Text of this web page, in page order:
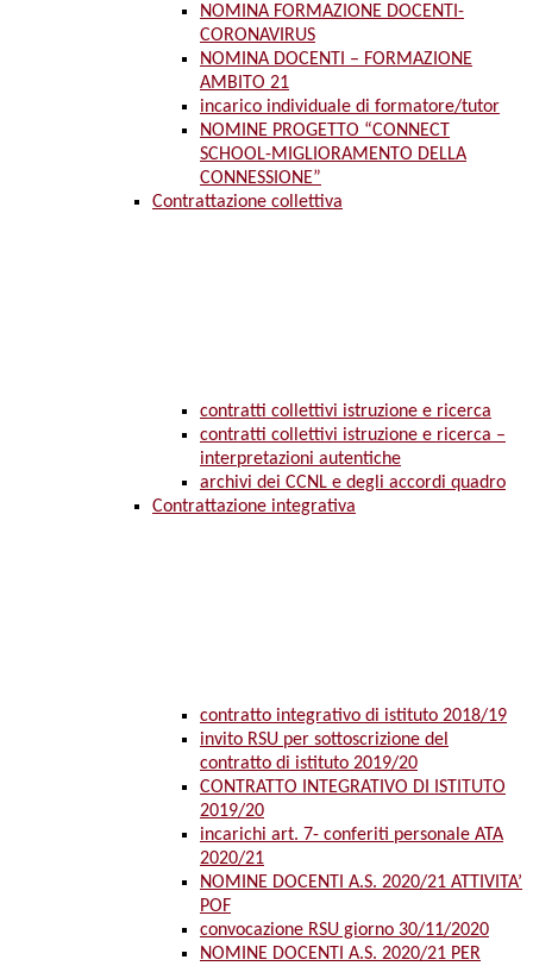
NOMINA FORMAZIONE DOCENTI-
CORONAVIRUS
NOMINA DOCENTI – FORMAZIONE
AMBITO 21
incarico individuale di formatore/tutor
NOMINE PROGETTO “CONNECT
SCHOOL-MIGLIORAMENTO DELLA
CONNESSIONE”
Contrattazione collettiva
contratti collettivi istruzione e ricerca
contratti collettivi istruzione e ricerca –
interpretazioni autentiche
archivi dei CCNL e degli accordi quadro
Contrattazione integrativa
contratto integrativo di istituto 2018/19
invito RSU per sottoscrizione del
contratto di istituto 2019/20
CONTRATTO INTEGRATIVO DI ISTITUTO
2019/20
incarichi art. 7- conferiti personale ATA
2020/21
NOMINE DOCENTI A.S. 2020/21 ATTIVITA’
POF
convocazione RSU giorno 30/11/2020
NOMINE DOCENTI A.S. 2020/21 PER